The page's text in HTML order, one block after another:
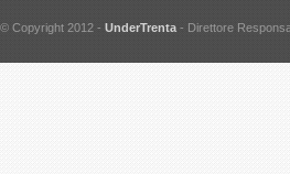
© Copyright 2012 - UnderTrenta - Direttore